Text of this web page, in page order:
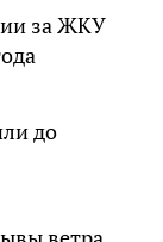
за ЖКУ
до